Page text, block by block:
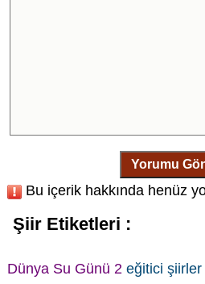
Yorumu
Bu içerik hakkında henüz
Şiir Etiketleri :
Dünya Su Günü 2 eğitici şiirler